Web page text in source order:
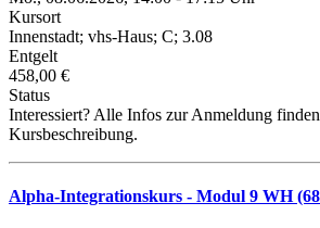
Kursort
Innenstadt; vhs-Haus; C; 3.08
Entgelt
458,00 €
Status
Interessiert? Alle Infos zur Anmeldung
Kursbeschreibung.
Alpha-Integrationskurs - Modul 9 WH